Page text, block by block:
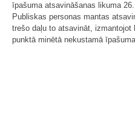
īpašuma atsavināšanas likuma
Publiskas personas mantas
trešo daļu to atsavināt,
punktā minētā nekustamā